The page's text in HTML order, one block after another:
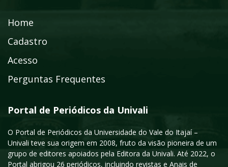
Home
Cadastro
Acesso
Perguntas Frequentes
Portal de Periódicos da Univali
O Portal de Periódicos da Universidade do Vale do Itajaí –
Univali teve sua origem em 2008, fruto da visão pioneira de um
grupo de editores apoiados pela Editora da Univali. Até 2022, o
Portal abrigou 26 periódicos, incluindo revistas e Anais de